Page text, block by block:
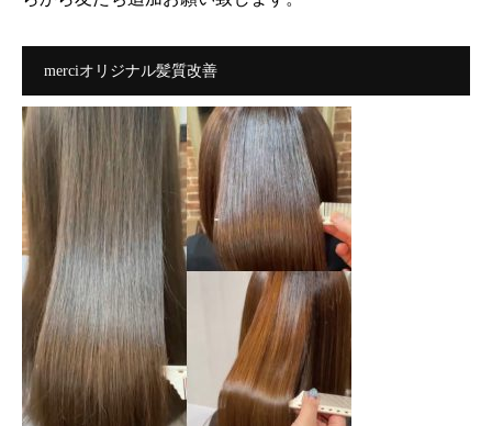
merciオリジナル髪質改善